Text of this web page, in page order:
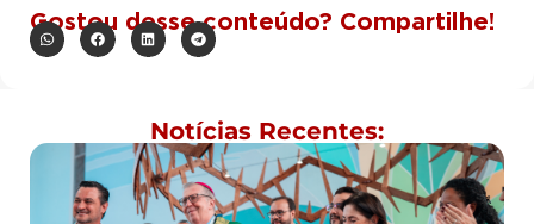
Gostou desse conteúdo? Compartilhe!
Notícias Recentes: